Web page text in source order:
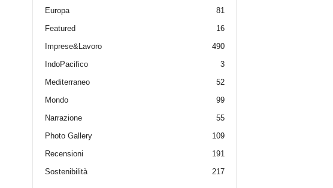
Europa
81
Featured
16
Imprese&Lavoro
490
IndoPacifico
3
Mediterraneo
52
Mondo
99
Narrazione
55
Photo Gallery
109
Recensioni
191
Sostenibilità
217